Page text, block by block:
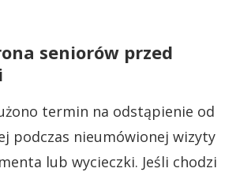
seniorów przed
termin na odstąpienie od
podczas nieumówionej wizyty
lub wycieczki. Jeśli chodzi